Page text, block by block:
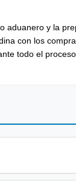
aduanero y la
con los
todo el